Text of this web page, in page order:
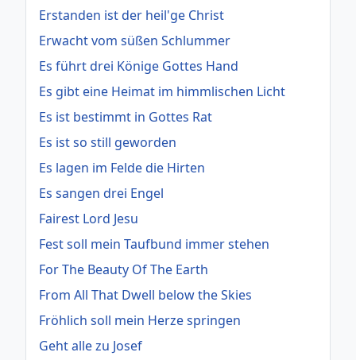
Erstanden ist der heil'ge Christ
Erwacht vom süßen Schlummer
Es führt drei Könige Gottes Hand
Es gibt eine Heimat im himmlischen Licht
Es ist bestimmt in Gottes Rat
Es ist so still geworden
Es lagen im Felde die Hirten
Es sangen drei Engel
Fairest Lord Jesu
Fest soll mein Taufbund immer stehen
For The Beauty Of The Earth
From All That Dwell below the Skies
Fröhlich soll mein Herze springen
Geht alle zu Josef